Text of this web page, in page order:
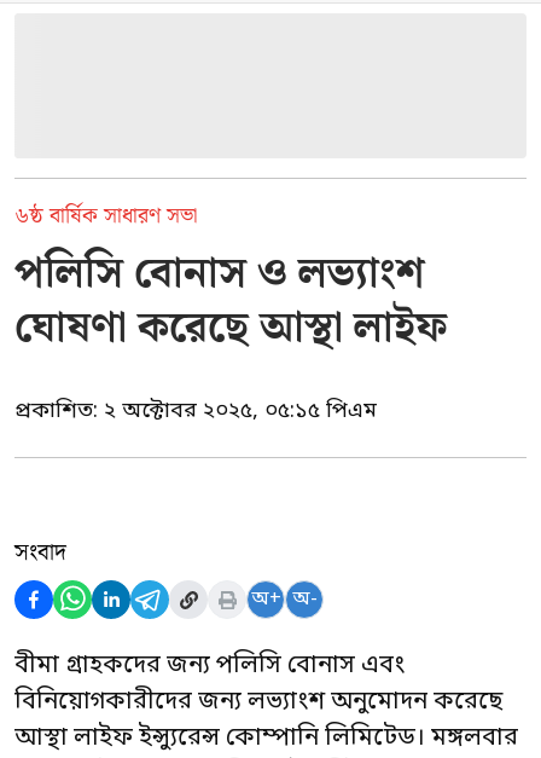
৬ষ্ঠ বার্ষিক সাধারণ সভা
পলিসি বোনাস ও লভ্যাংশ
ঘোষণা করেছে আস্থা লাইফ
প্রকাশিত: ২ অক্টোবর ২০২৫, ০৫:১৫ পিএম
সংবাদ
অ+ অ-
বীমা গ্রাহকদের জন্য পলিসি বোনাস এবং
বিনিয়োগকারীদের জন্য লভ্যাংশ অনুমোদন করেছে
আস্থা লাইফ ইন্স্যুরেন্স কোম্পানি লিমিটেড। মঙ্গলবার